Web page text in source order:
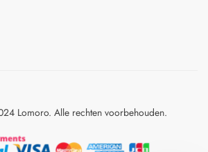
Lomoro. Alle rechten voorbehouden.